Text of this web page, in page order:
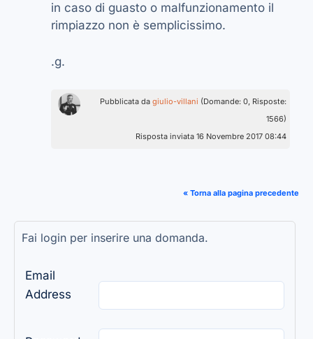
in caso di guasto o malfunzionamento il
rimpiazzo non è semplicissimo.
.g.
Pubblicata da giulio-villani (Domande: 0, Risposte:
1566)
Risposta inviata 16 Novembre 2017 08:44
« Torna alla pagina precedente
Fai login per inserire una domanda.
Email
Address